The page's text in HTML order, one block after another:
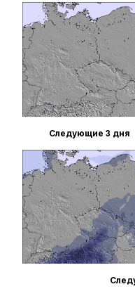
Следующие 3 дня